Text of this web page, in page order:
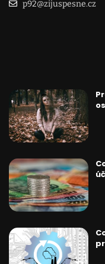
p92@zijuspesne.cz